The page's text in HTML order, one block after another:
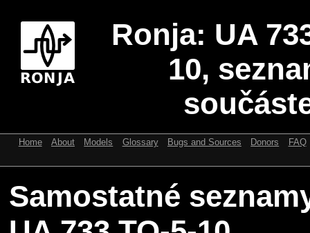
Ronja: UA
10,
Home About Models Glossary Bugs and Sources Donors FAQ
Samostatné